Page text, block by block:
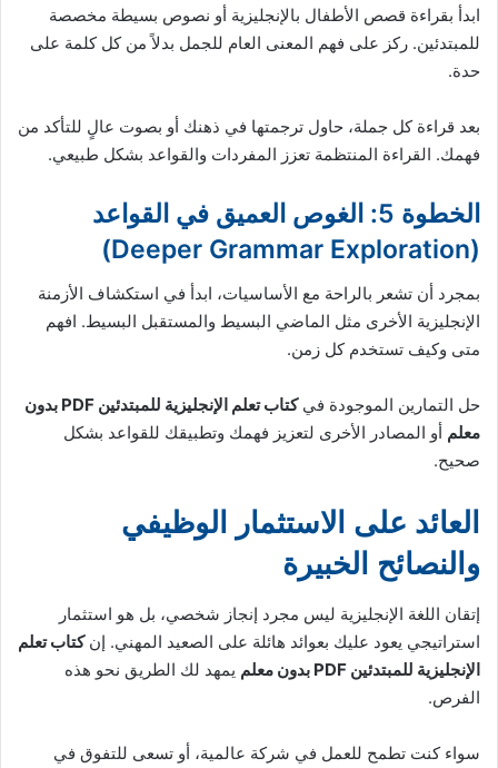
ابدأ بقراءة قصص الأطفال بالإنجليزية أو نصوص بسيطة مخصصة
للمبتدئين. ركز على فهم المعنى العام للجمل بدلاً من كل كلمة على
حدة.
بعد قراءة كل جملة، حاول ترجمتها في ذهنك أو بصوت عالٍ للتأكد من
فهمك. القراءة المنتظمة تعزز المفردات والقواعد بشكل طبيعي.
الخطوة 5: الغوص العميق في القواعد
(Deeper Grammar Exploration)
بمجرد أن تشعر بالراحة مع الأساسيات، ابدأ في استكشاف الأزمنة
الإنجليزية الأخرى مثل الماضي البسيط والمستقبل البسيط. افهم
متى وكيف تستخدم كل زمن.
حل التمارين الموجودة في
كتاب تعلم الإنجليزية للمبتدئين PDF بدون
معلم أو المصادر الأخرى لتعزيز فهمك وتطبيقك للقواعد بشكل
صحيح.
العائد على الاستثمار الوظيفي
والنصائح الخبيرة
إتقان اللغة الإنجليزية ليس مجرد إنجاز شخصي، بل هو استثمار
استراتيجي يعود عليك بعوائد هائلة على الصعيد المهني. إنكتاب تعلم
الإنجليزية للمبتدئين PDF بدون معلم
يمهد لك الطريق نحو هذه
الفرص.
سواء كنت تطمح للعمل في شركة عالمية، أو تسعى للتفوق في